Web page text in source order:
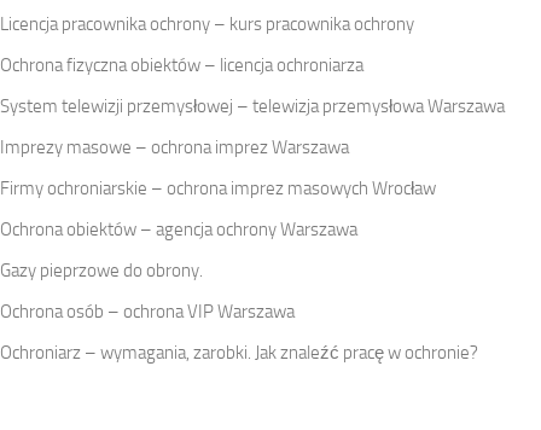
Licencja pracownika ochrony – kurs pracownika ochrony
Ochrona fizyczna obiektów – licencja ochroniarza
System telewizji przemysłowej – telewizja przemysłowa Warszawa
Imprezy masowe – ochrona imprez Warszawa
Firmy ochroniarskie – ochrona imprez masowych Wrocław
Ochrona obiektów – agencja ochrony Warszawa
Gazy pieprzowe do obrony.
Ochrona osób – ochrona VIP Warszawa
Ochroniarz – wymagania, zarobki. Jak znaleźć pracę w ochronie?